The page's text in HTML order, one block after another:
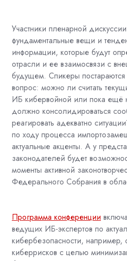
Участники пленарной
фундаментальные вещи и
информации, которые будут
отрасли и ее взаимосвязи с
будущем. Спикеры постараются
вопрос: можно ли считать
ИБ кибервойной или пока ещё
должно консолидироваться
реагировать адекватно
по ходу процесса
актуальные акценты. А у
законодателей будет
моменты активной
Федерального Собрания в
Программа конференции
ведущих ИБ-экспертов по
кибербезопасности, например,
киберрисков с целью